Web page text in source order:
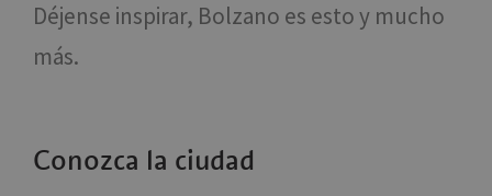
Déjense inspirar, Bolzano es esto y mucho
más.
Conozca la ciudad